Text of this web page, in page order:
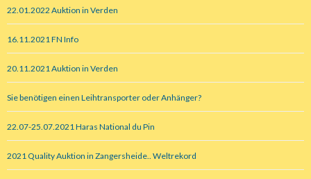
22.01.2022 Auktion in Verden
16.11.2021 FN Info
20.11.2021 Auktion in Verden
Sie benötigen einen Leihtransporter oder Anhänger?
22.07-25.07.2021 Haras National du Pin
2021 Quality Auktion in Zangersheide.. Weltrekord